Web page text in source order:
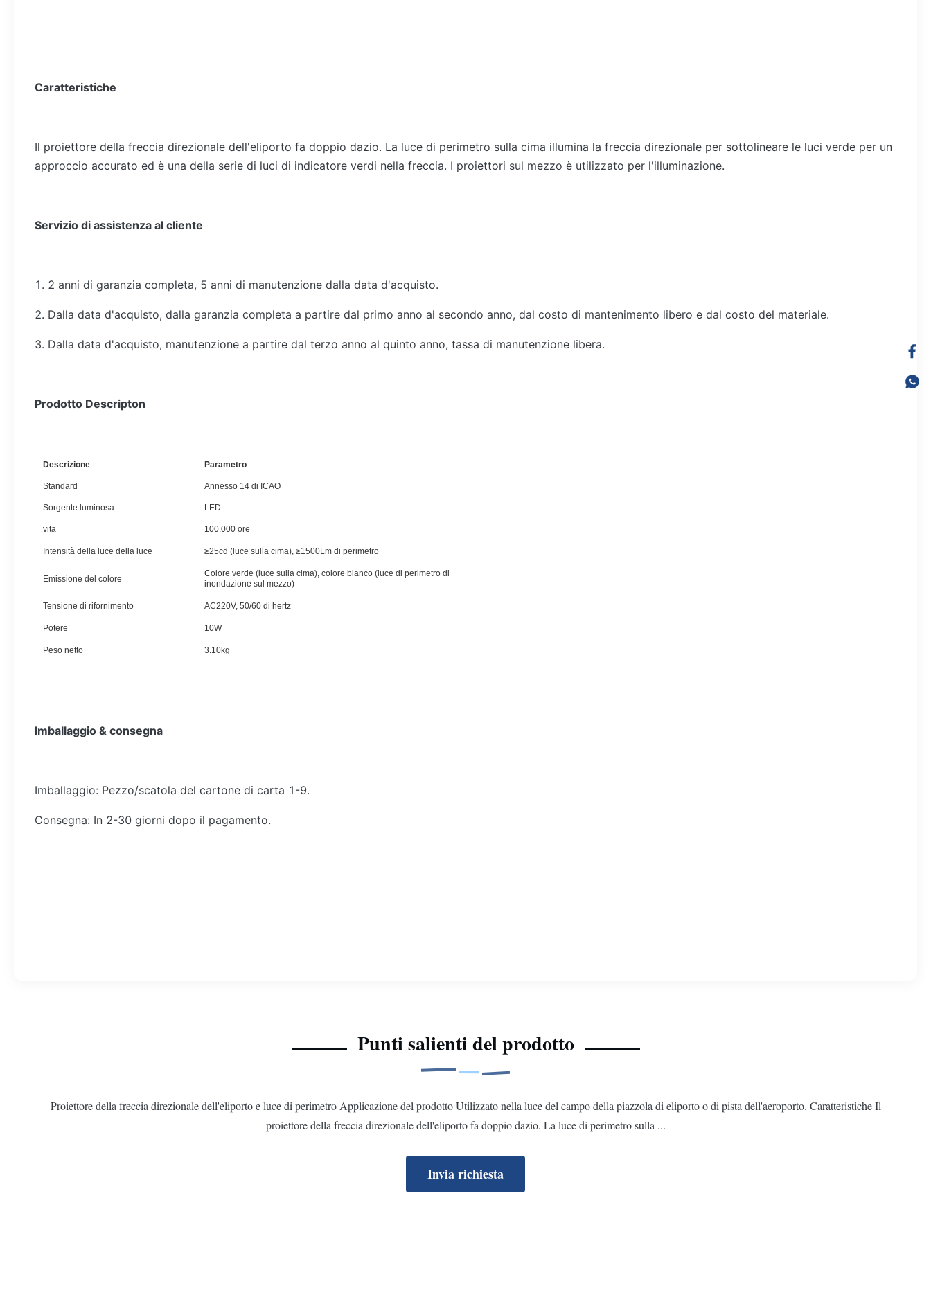
Caratteristiche
Il proiettore della freccia direzionale dell'eliporto fa doppio dazio. La luce di perimetro sulla cima illumina la freccia direzionale per sottolineare le luci verde per un
approccio accurato ed è una della serie di luci di indicatore verdi nella freccia. I proiettori sul mezzo è utilizzato per l'illuminazione.
Servizio di assistenza al cliente
1. 2 anni di garanzia completa, 5 anni di manutenzione dalla data d'acquisto.
2. Dalla data d'acquisto, dalla garanzia completa a partire dal primo anno al secondo anno, dal costo di mantenimento libero e dal costo del materiale.
3. Dalla data d'acquisto, manutenzione a partire dal terzo anno al quinto anno, tassa di manutenzione libera.
Prodotto Descripton
Descrizione Parametro
Standard Annesso 14 di ICAO
Sorgente luminosa LED
vita 100.000 ore
Intensità della luce della luce ≥25cd (luce sulla cima), ≥1500Lm di perimetro
Emissione del colore
Colore verde (luce sulla cima), colore bianco (luce di perimetro di
inondazione sul mezzo)
Tensione di rifornimento AC220V, 50/60 di hertz
Potere 10W
Peso netto 3.10kg
Imballaggio & consegna
Imballaggio: Pezzo/scatola del cartone di carta 1-9.
Consegna: In 2-30 giorni dopo il pagamento.
Punti salienti del prodotto
Proiettore della freccia direzionale dell'eliporto e luce di perimetro Applicazione del prodotto Utilizzato nella luce del campo della piazzola di eliporto o di pista dell'aeroporto. Caratteristiche Il
proiettore della freccia direzionale dell'eliporto fa doppio dazio. La luce di perimetro sulla ...
Invia richiesta